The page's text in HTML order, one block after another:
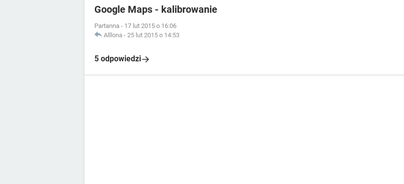
Google Maps - kalibrowanie
Partanna - 17 lut 2015 o 16:06
Alllona - 25 lut 2015 o 14:53
5 odpowiedzi